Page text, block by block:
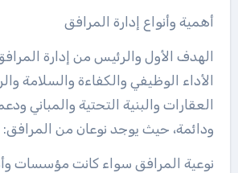
أهمية وأنواع إدارة المرافق
الهدف الأول والرئيس من إدارة
الأداء الوظيفي والكفاءة والسلامة
العقارات والبنية التحتية والمباني
ودائمة، حيث يوجد نوعان من المرافق:
نوعية المرافق سواء كانت مؤسسات